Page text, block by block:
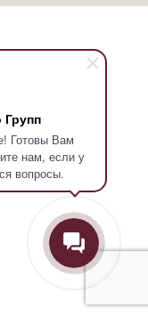
Групп
Готовы Вам
нам, если у
вопросы.